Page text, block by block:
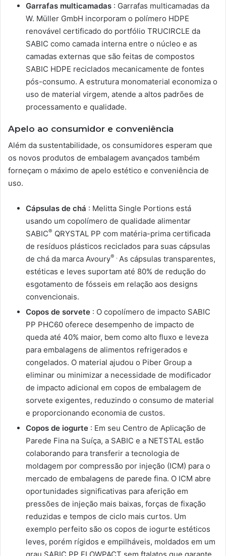
Garrafas multicamadas : Garrafas multicamadas da
W. Müller GmbH incorporam o polímero HDPE
renovável certificado do portfólio TRUCIRCLE da
SABIC como camada interna entre o núcleo e as
camadas externas que são feitas de compostos
SABIC HDPE reciclados mecanicamente de fontes
pós-consumo. A estrutura monomaterial economiza o
uso de material virgem, atende a altos padrões de
processamento e qualidade.
Apelo ao consumidor e conveniência
Além da sustentabilidade, os consumidores esperam que
os novos produtos de embalagem avançados também
forneçam o máximo de apelo estético e conveniência de
uso.
Cápsulas de chá : Melitta Single Portions está
usando um copolímero de qualidade alimentar
SABIC® QRYSTAL PP com matéria-prima certificada
de resíduos plásticos reciclados para suas cápsulas
de chá da marca Avoury® . As cápsulas transparentes,
estéticas e leves suportam até 80% de redução do
esgotamento de fósseis em relação aos designs
convencionais.
Copos de sorvete : O copolímero de impacto SABIC
PP PHC60 oferece desempenho de impacto de
queda até 40% maior, bem como alto fluxo e leveza
para embalagens de alimentos refrigerados e
congelados. O material ajudou o Piber Group a
eliminar ou minimizar a necessidade de modificador
de impacto adicional em copos de embalagem de
sorvete exigentes, reduzindo o consumo de material
e proporcionando economia de custos.
Copos de iogurte : Em seu Centro de Aplicação de
Parede Fina na Suíça, a SABIC e a NETSTAL estão
colaborando para transferir a tecnologia de
moldagem por compressão por injeção (ICM) para o
mercado de embalagens de parede fina. O ICM abre
oportunidades significativas para aferição em
pressões de injeção mais baixas, forças de fixação
reduzidas e tempos de ciclo mais curtos. Um
exemplo perfeito são os copos de iogurte estéticos
leves, porém rígidos e empilháveis, moldados em um